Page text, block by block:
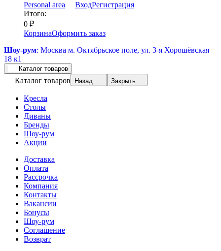
Personal area ВходРегистрация
Итого:
0 ₽
КорзинаОформить заказ
Шоу-рум: Москва м. Октябрьское поле, ул. 3-я Хорошёвская
18 к1
Каталог товаров
Каталог товаров Назад Закрыть
Кресла
Столы
Диваны
Бренды
Шоу-рум
Акции
Доставка
Оплата
Рассрочка
Компания
Контакты
Вакансии
Бонусы
Шоу-рум
Соглашение
Возврат